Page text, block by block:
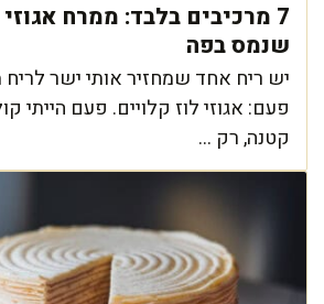
7 מרכיבים בלבד: ממרח
שנמס בפה
יש ריח אחד שמחזיר אותי ישר
פעם: אגוזי לוז קלויים. פעם הייתי
קטנה, רק ...